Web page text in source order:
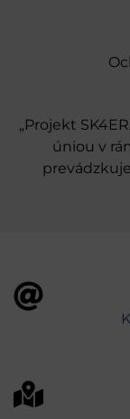
„Projekt
úniou v